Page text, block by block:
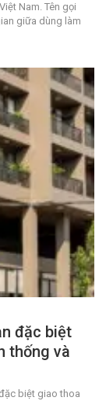
Nam. Tên gọi
giữa dùng làm
đặc biệt
thống và
biệt giao thoa